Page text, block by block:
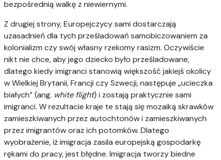
bezpośrednią walkę z niewiernymi.
Z drugiej strony, Europejczycy sami dostarczają
uzasadnień dla tych prześladowań samobiczowaniem za
kolonializm czy swój własny rzekomy rasizm. Oczywiście
nikt nie chce, aby jego dziecko było prześladowane,
dlatego kiedy imigranci stanowią większość jakiejś okolicy
w Wielkiej Brytanii, Francji czy Szwecji, następuje „ucieczka
białych” (ang. white flight) i zostają praktycznie sami
imigranci. W rezultacie kraje te stają się mozaiką skrawków
zamieszkiwanych przez autochtonów i zamieszkiwanych
przez imigrantów oraz ich potomków. Dlatego
wyobrażenie, iż imigracja zasila europejską gospodarkę
rękami do pracy, jest błędne. Imigracja tworzy biedne